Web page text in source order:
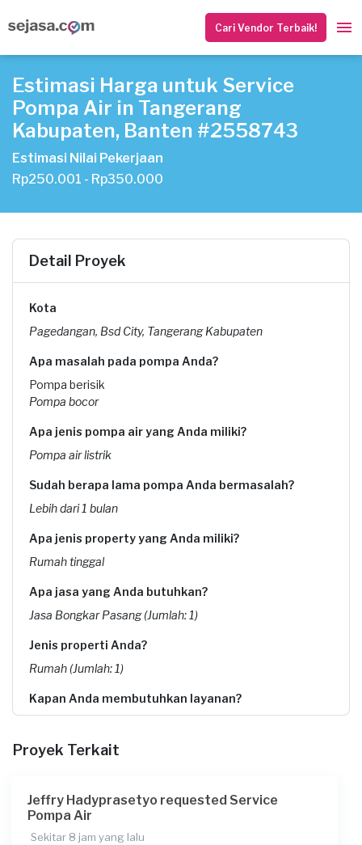
Cari Vendor Terbaik!
Estimasi Harga untuk Service
Pompa Air in Tangerang
Kabupaten, Banten #2558743
Estimasi Nilai Pekerjaan
Rp250.001 - Rp350.000
Detail Proyek
Kota
Pagedangan, Bsd City, Tangerang Kabupaten
Apa masalah pada pompa Anda?
Pompa berisik
Pompa bocor
Apa jenis pompa air yang Anda miliki?
Pompa air listrik
Sudah berapa lama pompa Anda bermasalah?
Lebih dari 1 bulan
Apa jenis property yang Anda miliki?
Rumah tinggal
Apa jasa yang Anda butuhkan?
Jasa Bongkar Pasang (Jumlah: 1)
Jenis properti Anda?
Rumah (Jumlah: 1)
Kapan Anda membutuhkan layanan?
Pada pukul berapa Anda membutuhkan layanan?
Berapa budget total untuk layanan ini?
Proyek Terkait
Jeffry Hadyprasetyo requested Service
Pompa Air
Sekitar 8 jam yang lalu